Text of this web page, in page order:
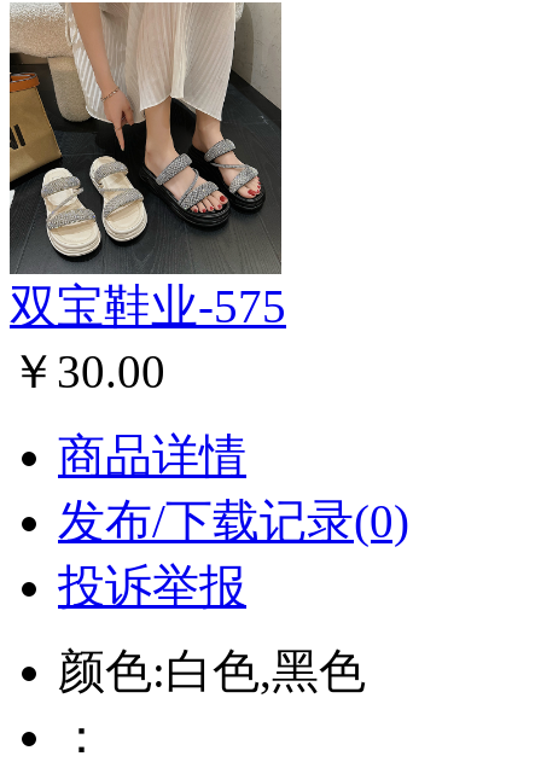
双宝鞋业-575
￥30.00
商品详情
发布/下载记录(0)
投诉举报
颜色:白色,黑色
：